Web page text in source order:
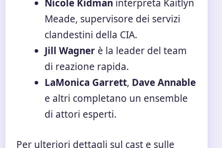
Nicole Kidman interpreta Kaitlyn
Meade, supervisore dei servizi
clandestini della CIA.
Jill Wagner è la leader del team
di reazione rapida.
LaMonica Garrett, Dave Annable
e altri completano un ensemble
di attori esperti.
Per ulteriori dettagli sul cast e sulle